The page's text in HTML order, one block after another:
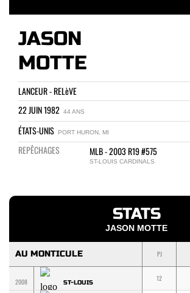
JASON
MOTTE
LANCEUR - RELèVE
22 JUIN 1982 44 ANS
ÉTATS-UNIS PORT HURON, MI
REPÊCHAGES MLB - 2003 R19 #575
ST-LOUIS CARDINALS
STATS
JASON MOTTE
AU MONTICULE PJ
2008 ST-LOUIS 12